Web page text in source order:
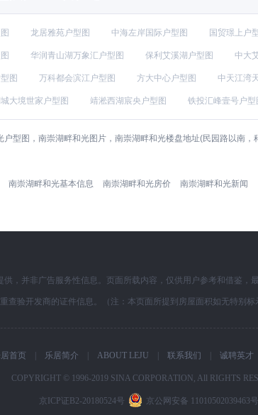
龙居雅苑户型图 中海左岸国际户型图 国贸璟上户
华润青山湖万象汇户型图 保利艾溪湖户型图 中大
图 万科都会滨江户型图 方大中心户型图 中天江湾
大境世家户型图 靖淞西湖宸央户型图 铁投汇峰壹号户型
型图，南崇湖畔和光图片，南崇湖畔和光楼盘地址(民园路以南
南崇湖畔和光基本信息 南崇湖畔和光房价 南崇湖畔和光新闻
，并非广告服务性信息。页面所载内容，仅供用户参考和借鉴
查验开发商的证件信息。（注：本页面所提到房屋面积如无特别标
首页 乐居简介 ABOUT LEJU 联系我们 诚聘英才
COPYRIGHT © 1996-2019 SINA CORPORATION, All RIGHTS
京ICP证B2-20180524号 京公网安备 11010502039463号